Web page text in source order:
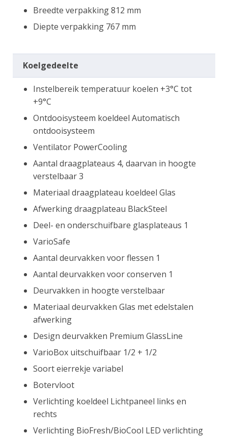
Breedte verpakking 812 mm
Diepte verpakking 767 mm
Koelgedeelte
Instelbereik temperatuur koelen +3°C tot
+9°C
Ontdooisysteem koeldeel Automatisch
ontdooisysteem
Ventilator PowerCooling
Aantal draagplateaus 4, daarvan in hoogte
verstelbaar 3
Materiaal draagplateau koeldeel Glas
Afwerking draagplateau BlackSteel
Deel- en onderschuifbare glasplateaus 1
VarioSafe
Aantal deurvakken voor flessen 1
Aantal deurvakken voor conserven 1
Deurvakken in hoogte verstelbaar
Materiaal deurvakken Glas met edelstalen
afwerking
Design deurvakken Premium GlassLine
VarioBox uitschuifbaar 1/2 + 1/2
Soort eierrekje variabel
Botervloot
Verlichting koeldeel Lichtpaneel links en
rechts
Verlichting BioFresh/BioCool LED verlichting